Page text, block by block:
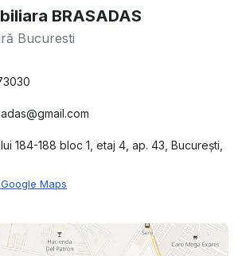
BRASADAS
Bucuresti
184-188 bloc 1, etaj 4, ap. 43, București,
Maps